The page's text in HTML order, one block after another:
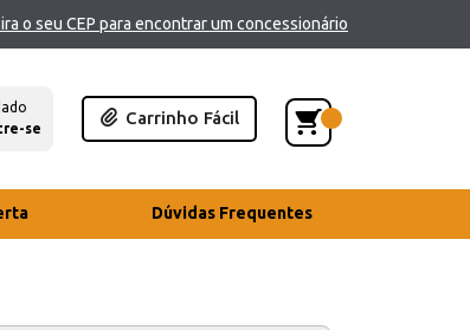
o seu CEP para encontrar um concessionário
se
Carrinho Fácil
Dúvidas Frequentes